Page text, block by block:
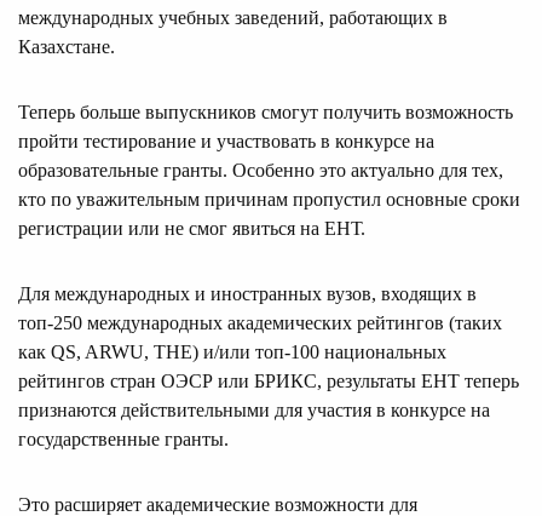
международных учебных заведений, работающих в
Казахстане.
Теперь больше выпускников смогут получить возможность
пройти тестирование и участвовать в конкурсе на
образовательные гранты. Особенно это актуально для тех,
кто по уважительным причинам пропустил основные сроки
регистрации или не смог явиться на ЕНТ.
Для международных и иностранных вузов, входящих в
топ-250 международных академических рейтингов (таких
как QS, ARWU, THE) и/или топ-100 национальных
рейтингов стран ОЭСР или БРИКС, результаты ЕНТ теперь
признаются действительными для участия в конкурсе на
государственные гранты.
Это расширяет академические возможности для